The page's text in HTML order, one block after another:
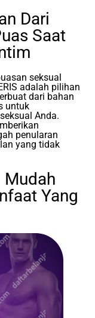
Dari
Saat
seksual
adalah pilihan
dari bahan
untuk
Anda.
penularan
yang tidak
Mudah
Yang